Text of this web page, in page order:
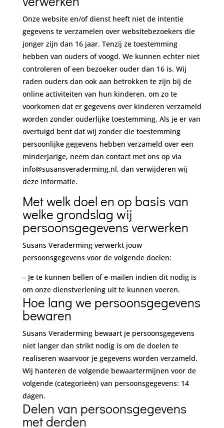
Onze website en/of dienst heeft niet de intentie
gegevens te verzamelen over websitebezoekers die
jonger zijn dan 16 jaar. Tenzij ze toestemming
hebben van ouders of voogd. We kunnen echter niet
controleren of een bezoeker ouder dan 16 is. Wij
raden ouders dan ook aan betrokken te zijn bij de
online activiteiten van hun kinderen, om zo te
voorkomen dat er gegevens over kinderen verzameld
worden zonder ouderlijke toestemming. Als je er van
overtuigd bent dat wij zonder die toestemming
persoonlijke gegevens hebben verzameld over een
minderjarige, neem dan contact met ons op via
info@susansveraderming.nl, dan verwijderen wij
deze informatie.
Met welk doel en op basis van
welke grondslag wij
persoonsgegevens verwerken
Susans Veraderming verwerkt jouw
persoonsgegevens voor de volgende doelen:
– Je te kunnen bellen of e-mailen indien dit nodig is
om onze dienstverlening uit te kunnen voeren.
Hoe lang we persoonsgegevens
bewaren
Susans Veraderming bewaart je persoonsgegevens
niet langer dan strikt nodig is om de doelen te
realiseren waarvoor je gegevens worden verzameld.
Wij hanteren de volgende bewaartermijnen voor de
volgende (categorieën) van persoonsgegevens: 14
dagen.
Delen van persoonsgegevens
met derden